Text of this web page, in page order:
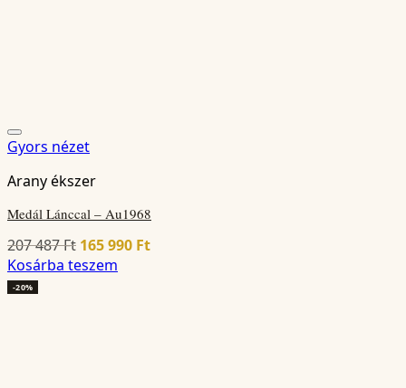
Gyors nézet
Arany ékszer
Medál Lánccal – Au1968
207 487Ft Original
price
165 990 FtCurrent
Kosárba teszem
-20%